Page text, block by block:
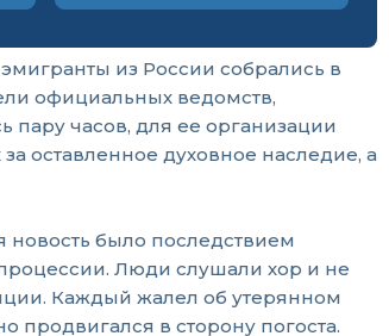
из России собрались в
официальных ведомств,
пару часов, для ее организации
оставленное духовное наследие, а
было последствием
Люди слушали хор и не
Каждый жалел об утерянном
продвигался в сторону погоста.